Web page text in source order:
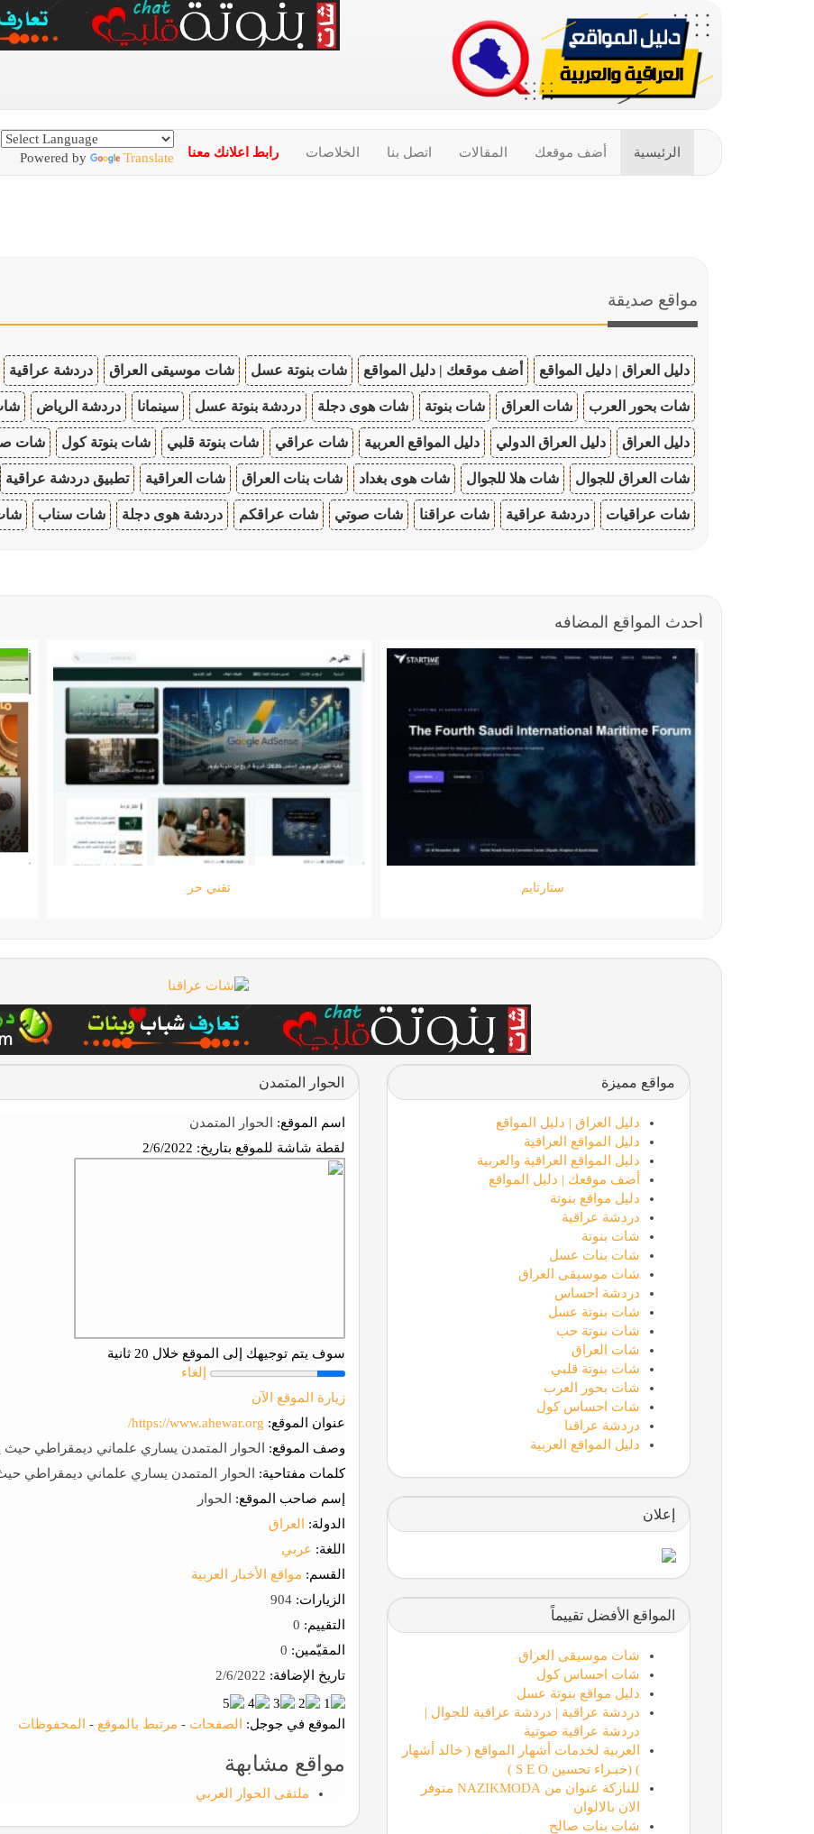
الرئيسية أضف موقعك المقالات اتصل بنا الخلاصات رابط اعلانك معنا Powered by Translate
مواقع صديقة
دليل العراق | دليل المواقع أضف موقعك | دليل المواقع شات بنوتة عسل شات موسيقى العراق دردشة عراقية
شات بحور العرب شات العراق شات بنوتة شات هوى دجلة دردشة بنوتة عسل سينمانا دردشة الرياض
دليل العراق دليل العراق الدولي دليل المواقع العربية شات عراقي شات بنوتة قلبي شات بنوتة كول شات
شات العراق للجوال شات هلا للجوال شات هوى بغداد شات بنات العراق شات العراقية تطبيق دردشة عراقية
شات عراقيات دردشة عراقية شات عراقنا شات صوتي شات عراقكم دردشة هوى دجلة شات سناب
أحدث المواقع المضافه
ستارتايم جامعة المعارف
الحوار المتمدن
اسم الموقع: الحوار المتمدن
لقطة شاشة للموقع بتاريخ:
سوف يتم توجيهك إلى الموقع خلال 20 ثانية
إلغاء
زيارة الموقع الآن
عنوان الموقع: https://www.ahewar.org/
وصف الموقع: الحوار المتمدن يساري علماني ديمقراطي حيث
كلمات مفتاحية: الحوار المتمدن يساري علماني ديمقراطي
إسم صاحب الموقع: الحوار
الدولة:
العراق
اللغة: عربي
القسم: مواقع الأخبار العربية
الزيارات:
التقييم:
المقيّمين:
تاريخ الإضافة:
الموقع في جوجل: الصفحات - مرتبط بالموقع - المحفوظات
مواقع مشابهة
ملتقى الحوار العربي
مواقع مميزة
دليل العراق | دليل المواقع
دليل المواقع العراقية
دليل المواقع العراقية والعربية
أضف موقعك | دليل المواقع
دليل مواقع بنوتة
دردشة عراقية
شات بنوتة
شات بنات عسل
شات موسيقى العراق
دردشة احساس
شات بنوتة عسل
شات بنوتة حب
شات العراق
شات بنوتة قلبي
شات بحور العرب
شات احساس كول
دردشة عراقنا
دليل المواقع العربية
إعلان
المواقع الأفضل تقييماً
شات موسيقى العراق
شات احساس كول
دليل مواقع بنوتة عسل
دردشة عراقية | دردشة عراقية للجوال |
دردشة عراقية صوتية
العربية لخدمات أشهار المواقع ( خالد أشهار
) (خبـراء تحسين S E O )
للنازكة عنوان من NAZIKMODA متوفر
الان بالالوان
شات بنات صالح